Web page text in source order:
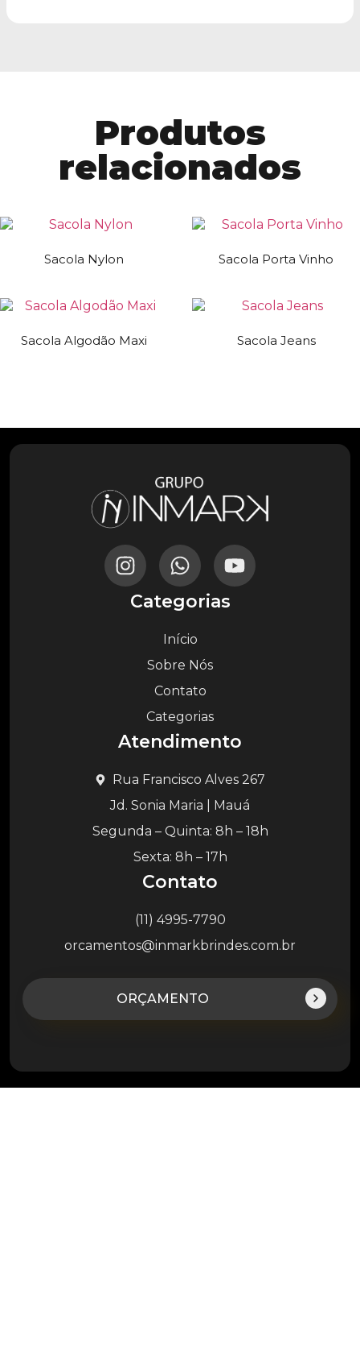
Produtos
relacionados
Sacola Nylon Sacola Porta Vinho
Sacola Algodão Maxi Sacola Jeans
Categorias
Início
Sobre Nós
Contato
Categorias
Atendimento
Rua Francisco Alves 267
Jd. Sonia Maria | Mauá
Segunda – Quinta: 8h – 18h
Sexta: 8h – 17h
Contato
(11) 4995-7790
orcamentos@inmarkbrindes.com.br
ORÇAMENTO